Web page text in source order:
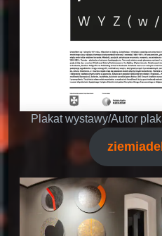
Plakat wystawy/Autor